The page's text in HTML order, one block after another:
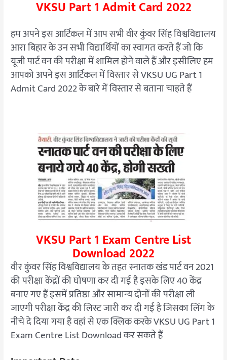
VKSU Part 1 Admit Card 2022
हम अपने इस आर्टिकल में आप सभी वीर कुंवर सिंह विश्वविद्यालय
आरा बिहार के उन सभी विद्यार्थियों का स्वागत करते हैं जो कि
यूजी पार्ट वन की परीक्षा में शामिल होने वाले हैं और इसीलिए हम
आपको अपने इस आर्टिकल में विस्तार से VKSU UG Part 1
Admit Card 2022 के बारे में विस्तार से बताना चाहते हैं
VKSU Part 1 Exam Centre List
Download 2022
वीर कुंवर सिंह विश्वविद्यालय के तहत स्नातक खंड पार्ट वन 2021
की परीक्षा केंद्रों की घोषणा कर दी गई है इसके लिए 40 केंद्र
बनाए गए हैं इसमें प्रतिष्ठा और सामान्य दोनों की परीक्षा ली
जाएगी परीक्षा केंद्र की लिस्ट जारी कर दी गई है जिसका लिंग के
नीचे दे दिया गया है वहां से एक क्लिक करके VKSU UG Part 1
Exam Centre List Download कर सकते हैं